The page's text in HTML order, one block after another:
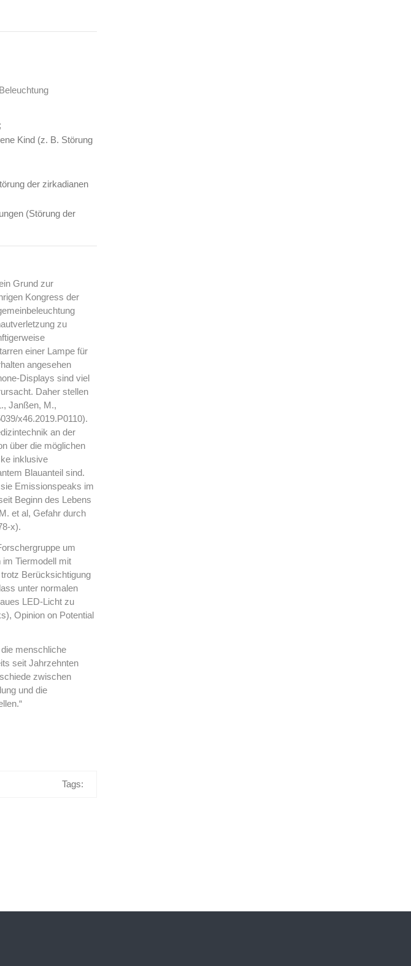
Kind (z. B. Störung
der zirkadianen
(Störung der
Grund zur
Kongress der
zu
einer Lampe für
angesehen
Displays sind viel
Daher stellen
Janßen, M.,
x46.2019.P0110).
an der
über die möglichen
inklusive
Blauanteil sind.
Emissionspeaks im
Beginn des Lebens
et al, Gefahr durch
x).
um
Tiermodell mit
Berücksichtigung
unter normalen
LED-Licht zu
Opinion on Potential
menschliche
seit Jahrzehnten
zwischen
und die
Tags: